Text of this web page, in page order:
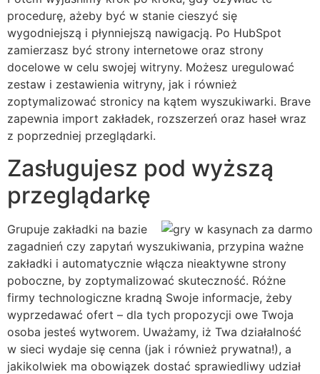
procedurę, ażeby być w stanie cieszyć się
wygodniejszą i płynniejszą nawigacją. Po HubSpot
zamierzasz być strony internetowe oraz strony
docelowe w celu swojej witryny. Możesz uregulować
zestaw i zestawienia witryny, jak i również
zoptymalizować stronicy na kątem wyszukiwarki. Brave
zapewnia import zakładek, rozszerzeń oraz haseł wraz
z poprzedniej przeglądarki.
Zasługujesz pod wyższą
przeglądarkę
Grupuje zakładki na bazie
zagadnień czy zapytań wyszukiwania, przypina ważne
zakładki i automatycznie włącza nieaktywne strony
poboczne, by zoptymalizować skuteczność. Różne
firmy technologiczne kradną Swoje informacje, żeby
wyprzedawać ofert – dla tych propozycji owe Twoja
osoba jesteś wytworem. Uważamy, iż Twa działalność
w sieci wydaje się cenna (jak i również prywatna!), a
jakikolwiek ma obowiązek dostać sprawiedliwy udział